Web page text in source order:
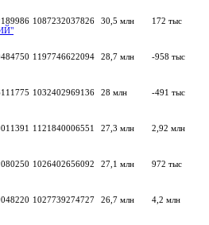
1087232037826 30,5 млн 172 тыс
1197746622094 28,7 млн -958 тыс
1032402969136 28 млн -491 тыс
1121840006551 27,3 млн 2,92 млн
1026402656092 27,1 млн 972 тыс
1027739274727 26,7 млн 4,2 млн